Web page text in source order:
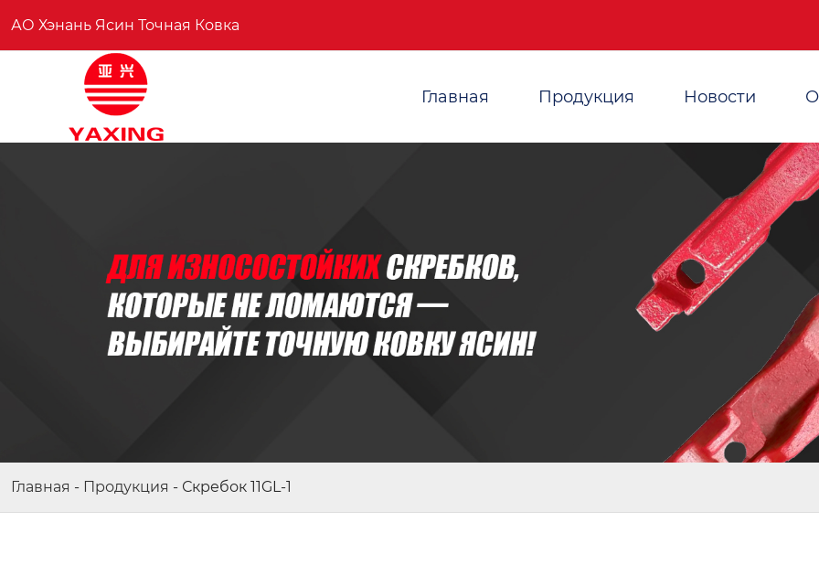
АО Хэнань Ясин Точная Ковка
Главная Продукция Новости
Главная - Продукция - Скребок 11GL-1